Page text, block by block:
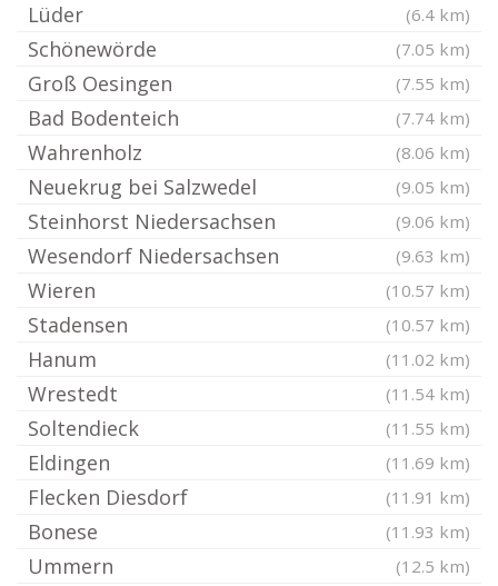
Lüder (6.4 km)
Schönewörde (7.05 km)
Groß Oesingen (7.55 km)
Bad Bodenteich (7.74 km)
Wahrenholz (8.06 km)
Neuekrug bei Salzwedel (9.05 km)
Steinhorst Niedersachsen (9.06 km)
Wesendorf Niedersachsen (9.63 km)
Wieren (10.57 km)
Stadensen (10.57 km)
Hanum (11.02 km)
Wrestedt (11.54 km)
Soltendieck (11.55 km)
Eldingen (11.69 km)
Flecken Diesdorf (11.91 km)
Bonese (11.93 km)
Ummern (12.5 km)